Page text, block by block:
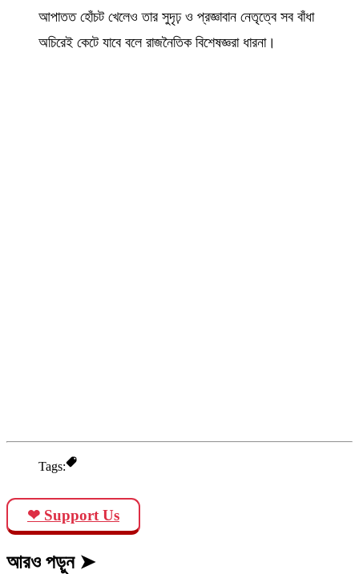
আপাতত হোঁচট খেলেও তার সুদৃঢ় ও প্রজ্ঞাবান নেতৃত্বে সব বাঁধা
অচিরেই কেটে যাবে বলে রাজনৈতিক বিশেষজ্ঞরা ধারনা।
Tags:
❤ Support Us
আরও পড়ুন ➤